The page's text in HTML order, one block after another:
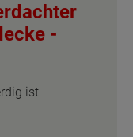
-
ist